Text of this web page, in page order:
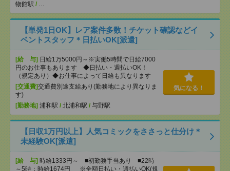
物館駅 / …
【単発1日OK】レア案件多数！チケット確認などイ
ベントスタッフ＊日払いOK[派遣]
[給 与] 日給1万5000円～※実働5時間で日給7000
円のお仕事もあります ◆日払い・週払いOK！
（規定あり）◆お仕事によって日給も異なります
[交通費]交通費別途支給あり(勤務地により異なりま
す)
[勤務地] 浦和駅 / 北浦和駅 / 与野駅
気になる！
【日収1万円以上】人気コミックをささっと仕分け＊
未経験OK[派遣]
[給 与] 時給1333円～ ■初勤務手当あり ■22時
～5時：時給1674円 ※全額日払い・週払いOK(規